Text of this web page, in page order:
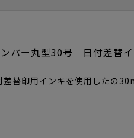
パー丸型30号 日付差替イ
差替印用インキを使用したの